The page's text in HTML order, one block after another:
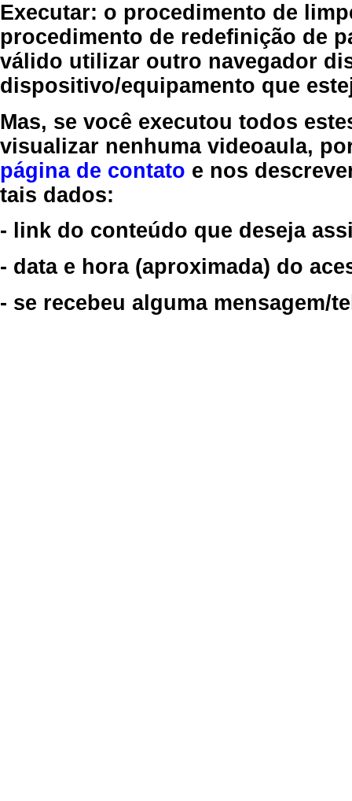
Executar: o procedimento de
procedimento de redefinição de
válido utilizar outro navegador
dispositivo/equipamento que
Mas, se você executou todos
visualizar nenhuma videoaula,
página de contato e nos
tais dados:
- link do conteúdo que deseja
- data e hora (aproximada) do
- se recebeu alguma mensagem/